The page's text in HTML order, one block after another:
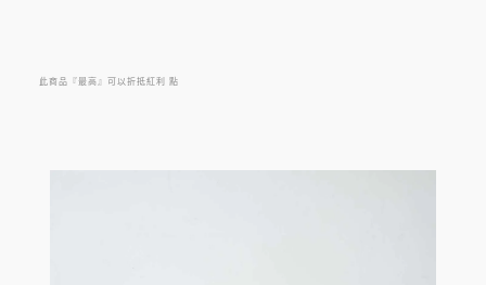
此商品『最高』可以折抵紅利 點